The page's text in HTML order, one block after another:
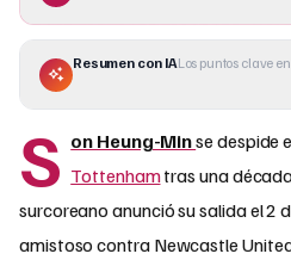
Resumen con IALos puntos clave
S on Heung-Minse despide
Tottenhamtras una
surcoreano anunció su salida el 2
amistoso contra Newcastle